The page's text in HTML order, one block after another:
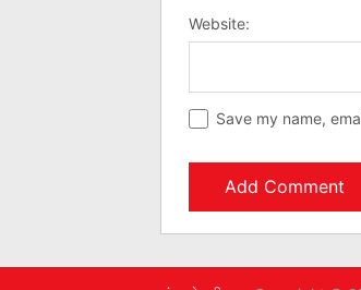
Website:
Save my name,